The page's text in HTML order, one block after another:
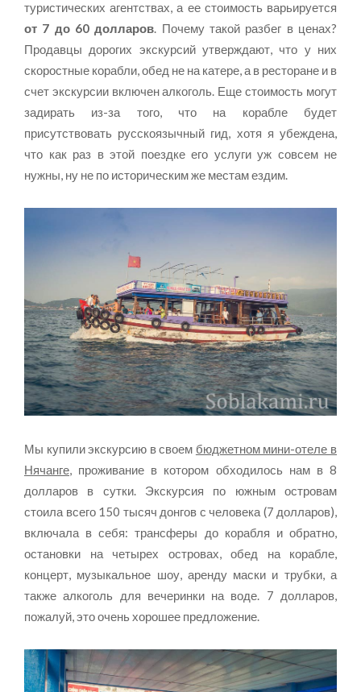
туристических агентствах, а ее стоимость варьируется
от 7 до 60 долларов. Почему такой разбег в ценах?
Продавцы дорогих экскурсий утверждают, что у них
скоростные корабли, обед не на катере, а в ресторане и в
счет экскурсии включен алкоголь. Еще стоимость могут
задирать из-за того, что на корабле будет
присутствовать русскоязычный гид, хотя я убеждена,
что как раз в этой поездке его услуги уж совсем не
нужны, ну не по историческим же местам ездим.
Мы купили экскурсию в своем бюджетном мини-отеле в
Нячанге, проживание в котором обходилось нам в 8
долларов в сутки. Экскурсия по южным островам
стоила всего 150 тысяч донгов с человека (7 долларов),
включала в себя: трансферы до корабля и обратно,
остановки на четырех островах, обед на корабле,
концерт, музыкальное шоу, аренду маски и трубки, а
также алкоголь для вечеринки на воде. 7 долларов,
пожалуй, это очень хорошее предложение.